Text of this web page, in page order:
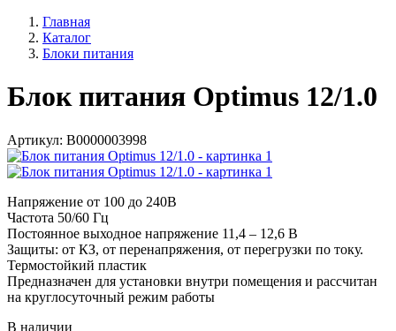
Главная
Каталог
Блоки питания
Блок питания Optimus 12/1.0
Артикул: В0000003998
Напряжение от 100 до 240В
Частота 50/60 Гц
Постоянное выходное напряжение 11,4 – 12,6 В
Защиты: от КЗ, от перенапряжения, от перегрузки по току.
Термостойкий пластик
Предназначен для установки внутри помещения и рассчитан
на круглосуточный режим работы
В наличии